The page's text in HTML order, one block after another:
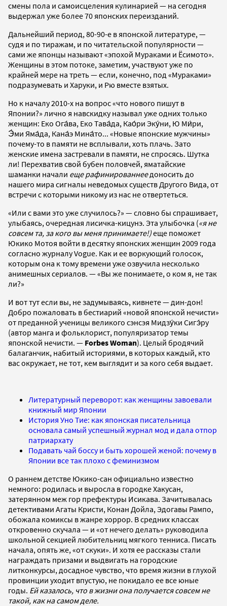
смены пола и самоисцеления кулинарией — на сегодня
выдержал уже более 70 японских переизданий.
Дальнейший период, 80-90-е в японской литературе, —
судя и по тиражам, и по читательской популярности —
сами же японцы называют «эпохой Мураками и Ёсимото».
Женщины в этом потоке, заметим, участвуют уже по
крайней мере на треть — если, конечно, под «Мураками»
подразумевать и Харуки, и Рю вместе взятых.
Но к началу 2010-х на вопрос «что нового пишут в
Японии?» лично я навскидку называл уже одних только
женщин: Еко Ога́ва, Еко Тава́да, Као́ри Эку́ни, Ю Ми́ри,
Э́ми Яма́да, Кана́э Мина́то... «Новые японские мужчины»
почему-то в памяти не всплывали, хоть плачь. Зато
женские имена застревали в памяти, не спросясь. Шутка
ли! Перехватив свой бубен половчей, яматайские
шаманки начали еще рафинированнеедоносить до
нашего мира сигналы неведомых существ Другого Вида, от
встречи с которыми никому из нас не отвертеться.
«Или с вами это уже случилось?» — словно бы спрашивает,
улыбаясь, очередная лисичка-кицунэ. Эта улыбочка («я не
совсем та, за кого вы меня принимаете!)еще поможет
Юкико Мотоя войти в десятку японских женщин 2009 года
согласно журналу Vogue. Как и ее воркующий голосок,
которым она к тому времени уже озвучила несколько
анимешных сериалов. — «Вы же понимаете, о ком я, не так
ли?»
И вот тут если вы, не задумываясь, кивнете — дин-дон!
Добро пожаловать в бестиарий «новой японской нечисти»
от преданной ученицы великого сэнсэя Мидзу́ки Сигэ́ру
(автор манга и фольклорист, популяризатор темы
японской нечисти. — Forbes Woman). Целый бродячий
балаганчик, набитый историями, в которых каждый, кто
вас окружает, не тот, кем выглядит и за кого себя выдает.
Литературный переворот: как женщины завоевали
книжный мир Японии
История Уно Тие: как японская писательница
основала самый успешный журнал мод и дала отпор
патриархату
Подавать чай боссу и быть хорошей женой: почему в
Японии все так плохо с феминизмом
О раннем детстве Юкико-сан официально известно
немного: родилась и выросла в городке Хакусан,
затерянном меж гор префектуры Исикава. Зачитывалась
детективами Агаты Кристи, Конан Дойла, Эдогавы Рампо,
обожала комиксы в жанре хоррор. В средних классах
откровенно скучала — и «от нечего делать» руководила
школьной секцией любительниц мягкого тенниса. Писать
начала, опять же, «от скуки». И хотя ее рассказы стали
награждать призами и выдвигать на городские
литконкурсы, досадное чувство, что время жизни в глухой
провинции уходит впустую, не покидало ее все юные
годы. Ей казалось, что в жизни она получается совсем не
такой, как на самом деле.